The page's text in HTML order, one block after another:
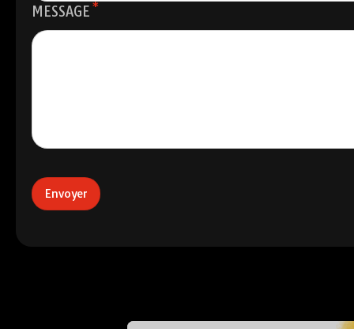
MESSAGE *